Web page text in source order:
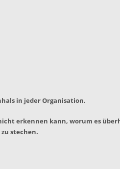
in jeder Organisation.
erkennen kann, worum es
stechen.